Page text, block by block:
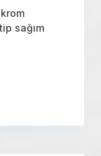
sağım